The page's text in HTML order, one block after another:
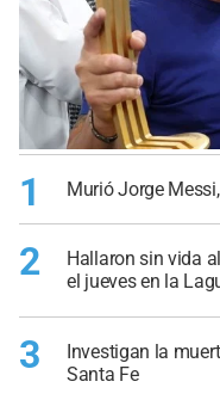
1 Murió Jorge
2
Hallaron sin vida
el jueves en la
3
Investigan la
Santa Fe